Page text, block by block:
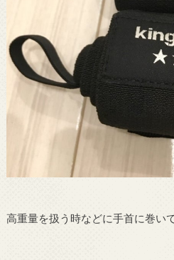
高重量を扱う時などに手首に巻い